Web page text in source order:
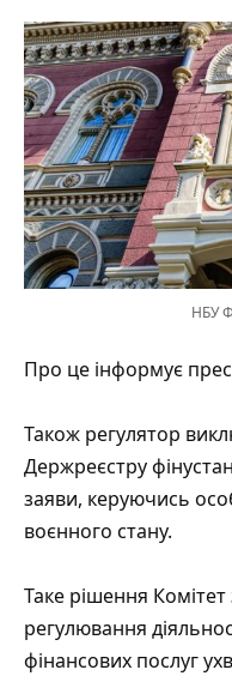
НБУ
Про це інформує
Також регулятор
Держреєстру
заяви, керуючись
воєнного стану.
Таке рішення
регулювання
фінансових послуг